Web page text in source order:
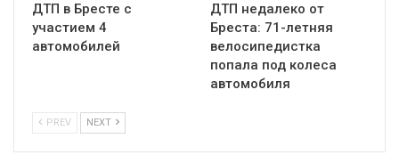
ДТП в Бресте с
участием 4
автомобилей
ДТП недалеко от
Бреста: 71-летняя
велосипедистка
попала под колеса
автомобиля
PREV NEXT